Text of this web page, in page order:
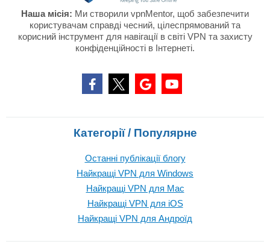
Наша місія: Ми створили vpnMentor, щоб забезпечити
користувачам справді чесний, цілеспрямований та
корисний інструмент для навігації в світі VPN та захисту
конфіденційності в Інтернеті.
Категорії / Популярне
Останні публікації блогу
Найкращі VPN для Windows
Найкращі VPN для Mac
Найкращі VPN для iOS
Найкращі VPN для Андроїд